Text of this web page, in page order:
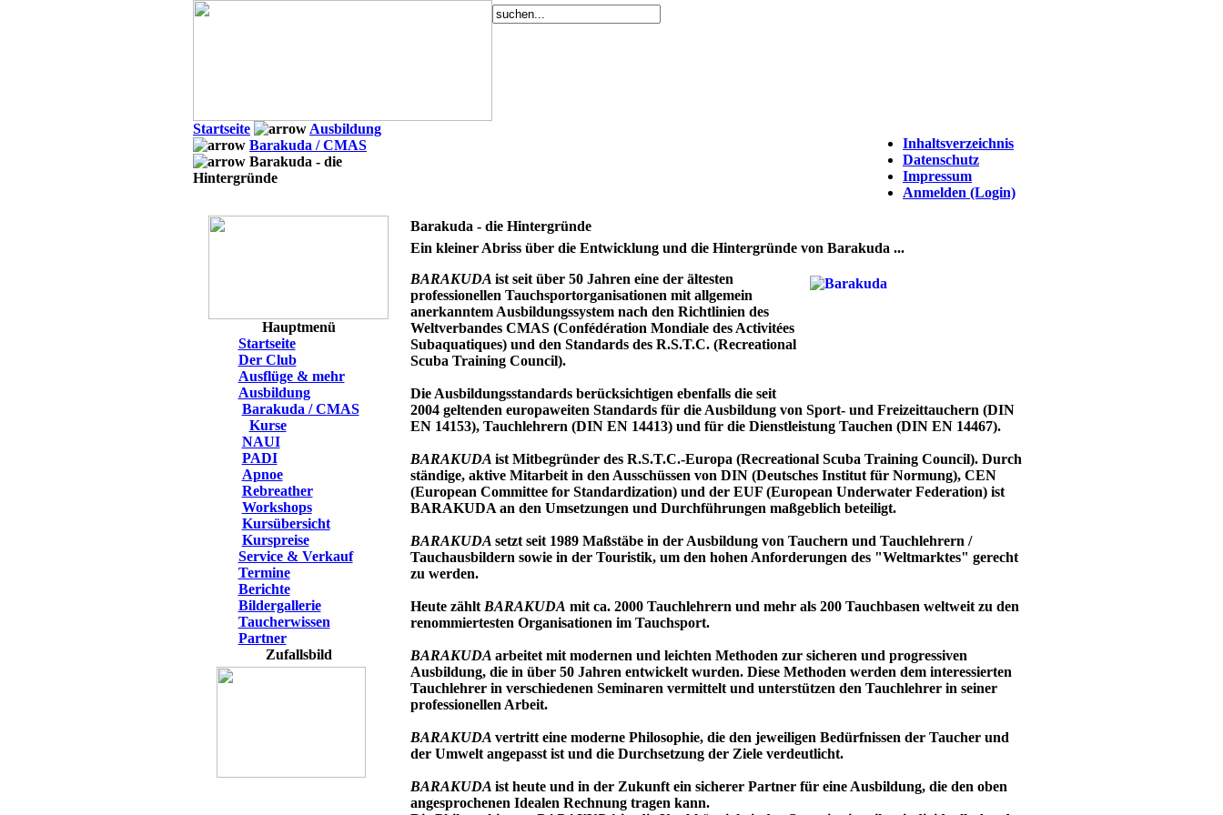
Startseite
Ausbildung
Barakuda / CMAS
Barakuda - die
Hintergründe
Inhaltsverzeichnis
Datenschutz
Impressum
Anmelden (Login)
Hauptmenü
Startseite
Der Club
Ausflüge & mehr
Ausbildung
Barakuda / CMAS
Kurse
NAUI
PADI
Apnoe
Rebreather
Workshops
Kursübersicht
Kurspreise
Service & Verkauf
Termine
Berichte
Bildergallerie
Taucherwissen
Partner
Zufallsbild
Barakuda - die Hintergründe
Ein kleiner Abriss über die Entwicklung und die Hintergründe von Barakuda ...
BARAKUDA ist seit über 50 Jahren eine der ältesten
professionellen Tauchsportorganisationen mit allgemein
anerkanntem Ausbildungssystem nach den Richtlinien des
Weltverbandes CMAS (Confédération Mondiale des Activitées
Subaquatiques) und den Standards des R.S.T.C. (Recreational
Scuba Training Council).
Die Ausbildungsstandards berücksichtigen ebenfalls die seit
2004 geltenden europaweiten Standards für die Ausbildung von Sport- und Freizeittauchern (DIN
EN 14153), Tauchlehrern (DIN EN 14413) und für die Dienstleistung Tauchen (DIN EN 14467).
BARAKUDA ist Mitbegründer des R.S.T.C.-Europa (Recreational Scuba Training Council). Durch
ständige, aktive Mitarbeit in den Ausschüssen von DIN (Deutsches Institut für Normung), CEN
(European Committee for Standardization) und der EUF (European Underwater Federation) ist
BARAKUDA an den Umsetzungen und Durchführungen maßgeblich beteiligt.
BARAKUDA setzt seit 1989 Maßstäbe in der Ausbildung von Tauchern und Tauchlehrern /
Tauchausbildern sowie in der Touristik, um den hohen Anforderungen des "Weltmarktes" gerecht
zu werden.
Heute zählt BARAKUDA mit ca. 2000 Tauchlehrern und mehr als 200 Tauchbasen weltweit zu den
renommiertesten Organisationen im Tauchsport.
BARAKUDA arbeitet mit modernen und leichten Methoden zur sicheren und progressiven
Ausbildung, die in über 50 Jahren entwickelt wurden. Diese Methoden werden dem interessierten
Tauchlehrer in verschiedenen Seminaren vermittelt und unterstützen den Tauchlehrer in seiner
professionellen Arbeit.
BARAKUDA vertritt eine moderne Philosophie, die den jeweiligen Bedürfnissen der Taucher und
der Umwelt angepasst ist und die Durchsetzung der Ziele verdeutlicht.
BARAKUDA ist heute und in der Zukunft ein sicherer Partner für eine Ausbildung, die den oben
angesprochenen Idealen Rechnung tragen kann.